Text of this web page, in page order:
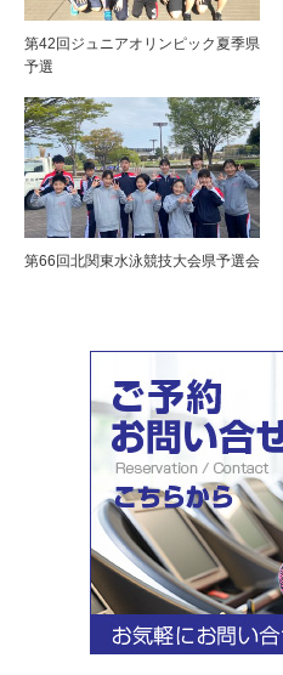
第42回ジュニアオリンピック夏季県
予選
第66回北関東水泳競技大会県予選会